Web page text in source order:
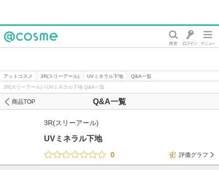
アットコスメ 3R(スリーアール) UVミネラル下地
Q&A一覧
3R(スリーアール) / UVミネラル下地 Q&A一覧
Q&A一覧
商品TOP
3R(スリーアール)
UVミネラル下地
0
評価グラフ